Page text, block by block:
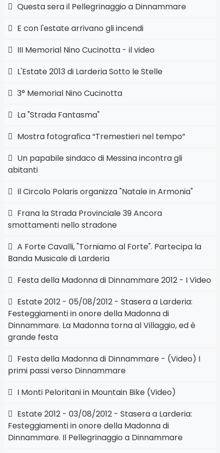
Questa sera il Pellegrinaggio a Dinnammare
E con l'estate arrivano gli incendi
III Memorial Nino Cucinotta - il video
L'Estate 2013 di Larderia Sotto le Stelle
3° Memorial Nino Cucinotta
La "Strada Fantasma"
Mostra fotografica “Tremestieri nel tempo”
Un papabile sindaco di Messina incontra gli
abitanti
Il Circolo Polaris organizza "Natale in Armonia"
Frana la Strada Provinciale 39 Ancora
smottamenti nello stradone
A Forte Cavalli, "Torniamo al Forte". Partecipa la
Banda Musicale di Larderia
Festa della Madonna di Dinnammare 2012 - I Video
Estate 2012 - 05/08/2012 - Stasera a Larderia:
Festeggiamenti in onore della Madonna di
Dinnammare. La Madonna torna al Villaggio, ed è
grande festa
Festa della Madonna di Dinnammare - (Video) I
primi passi verso Dinnammare
I Monti Peloritani in Mountain Bike (Video)
Estate 2012 - 03/08/2012 - Stasera a Larderia:
Festeggiamenti in onore della Madonna di
Dinnammare. Il Pellegrinaggio a Dinnammare